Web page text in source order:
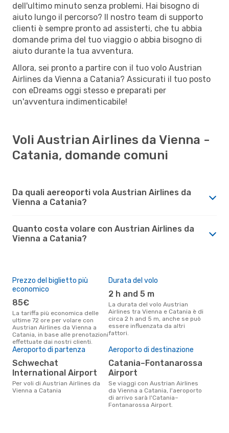
dell'ultimo minuto senza problemi. Hai bisogno di
aiuto lungo il percorso? Il nostro team di supporto
clienti è sempre pronto ad assisterti, che tu abbia
domande prima del tuo viaggio o abbia bisogno di
aiuto durante la tua avventura.
Allora, sei pronto a partire con il tuo volo Austrian
Airlines da Vienna a Catania? Assicurati il tuo posto
con eDreams oggi stesso e preparati per
un'avventura indimenticabile!
Voli Austrian Airlines da Vienna -
Catania, domande comuni
Da quali aereoporti vola Austrian Airlines da
Vienna a Catania?
Quanto costa volare con Austrian Airlines da
Vienna a Catania?
Prezzo del biglietto più
economico
85€
La tariffa più economica delle
ultime 72 ore per volare con
Austrian Airlines da Vienna a
Catania, in base alle prenotazioni
effettuate dai nostri clienti.
Durata del volo
2 h and 5 m
La durata del volo Austrian
Airlines tra Vienna e Catania è di
circa 2 h and 5 m, anche se può
essere influenzata da altri
fattori.
Aeroporto di partenza
Schwechat
International Airport
Per voli di Austrian Airlines da
Vienna a Catania
Aeroporto di destinazione
Catania–Fontanarossa
Airport
Se viaggi con Austrian Airlines
da Vienna a Catania, l'aeroporto
di arrivo sarà l'Catania–
Fontanarossa Airport.